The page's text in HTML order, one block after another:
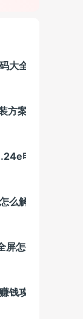
大全
方案
电脑版下载方
么解锁
怎么调
钱攻略